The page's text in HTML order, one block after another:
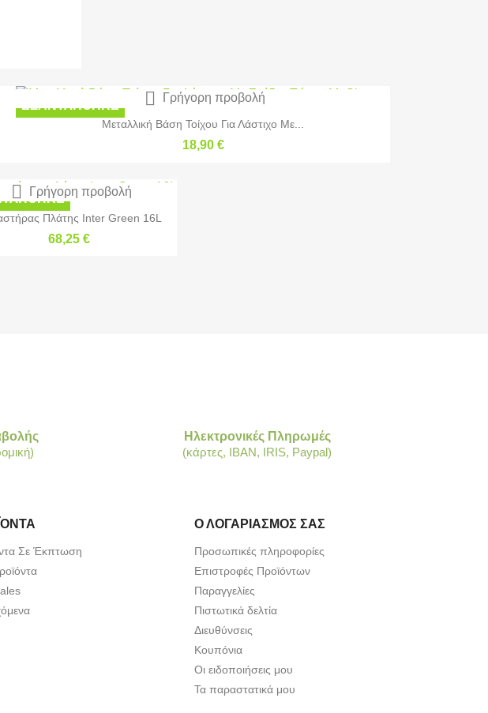
Μεταλλική Βάση Τοίχου Για Λάστιχο Με...
18,90 €
ΕΞΑΝΤΛΉΘΗΚΕ  Γρήγορη προβολή
Πλάτης Inter Green 16L
68,25 €
 Γρήγορη προβολή
Ηλεκτρονικές Πληρωμές
(κάρτες, IBAN, IRIS, Paypal)
Σε Έκπτωση
Ο ΛΟΓΑΡΙΑΣΜΌΣ ΣΑΣ
Προσωπικές πληροφορίες
Επιστροφές Προϊόντων
Παραγγελίες
Πιστωτικά δελτία
Διευθύνσεις
Κουπόνια
Οι ειδοποιήσεις μου
Τα παραστατικά μου